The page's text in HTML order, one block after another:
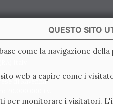
Italy
di Ravenna
20.000.000 i.v.
QUESTO SITO
come la navigazione
web a capire come i
per monitorare i visitatori.